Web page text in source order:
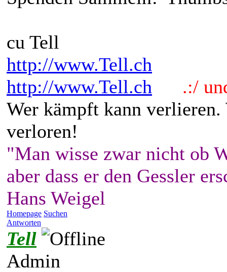
cu Tell
http://www.Tell.ch
http://www.Tell.ch
.:/
Wer kämpft kann
verloren!
"Man wisse zwar nicht ob
aber dass er den Gessler
Hans Weigel
Homepage Suchen
Antworten
Tell
Admin